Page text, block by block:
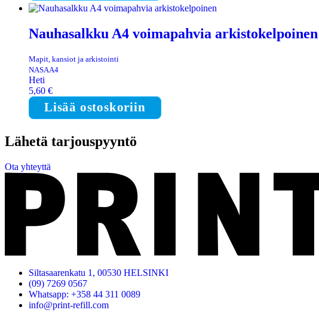
Nauhasalkku A4 voimapahvia arkistokelpoinen
Mapit, kansiot ja arkistointi
NASAA4
Heti
5,60 €
Lisää ostoskoriin
Lähetä tarjouspyyntö
Ota yhteyttä
Siltasaarenkatu 1, 00530 HELSINKI
(09) 7269 0567
Whatsapp: +358 44 311 0089
info@print-refill.com